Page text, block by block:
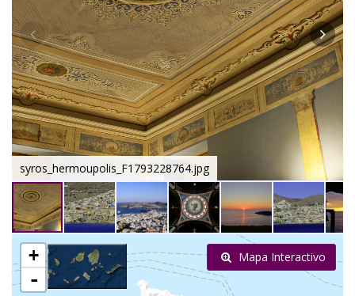
IT
RU
CN
syros_hermoupolis_F1793228764.jpg
+
-
Mapa Interactivo